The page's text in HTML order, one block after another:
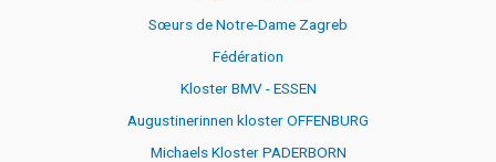
Sœurs de Notre-Dame Zagreb
Fédération
Kloster BMV - ESSEN
Augustinerinnen kloster OFFENBURG
Michaels Kloster PADERBORN